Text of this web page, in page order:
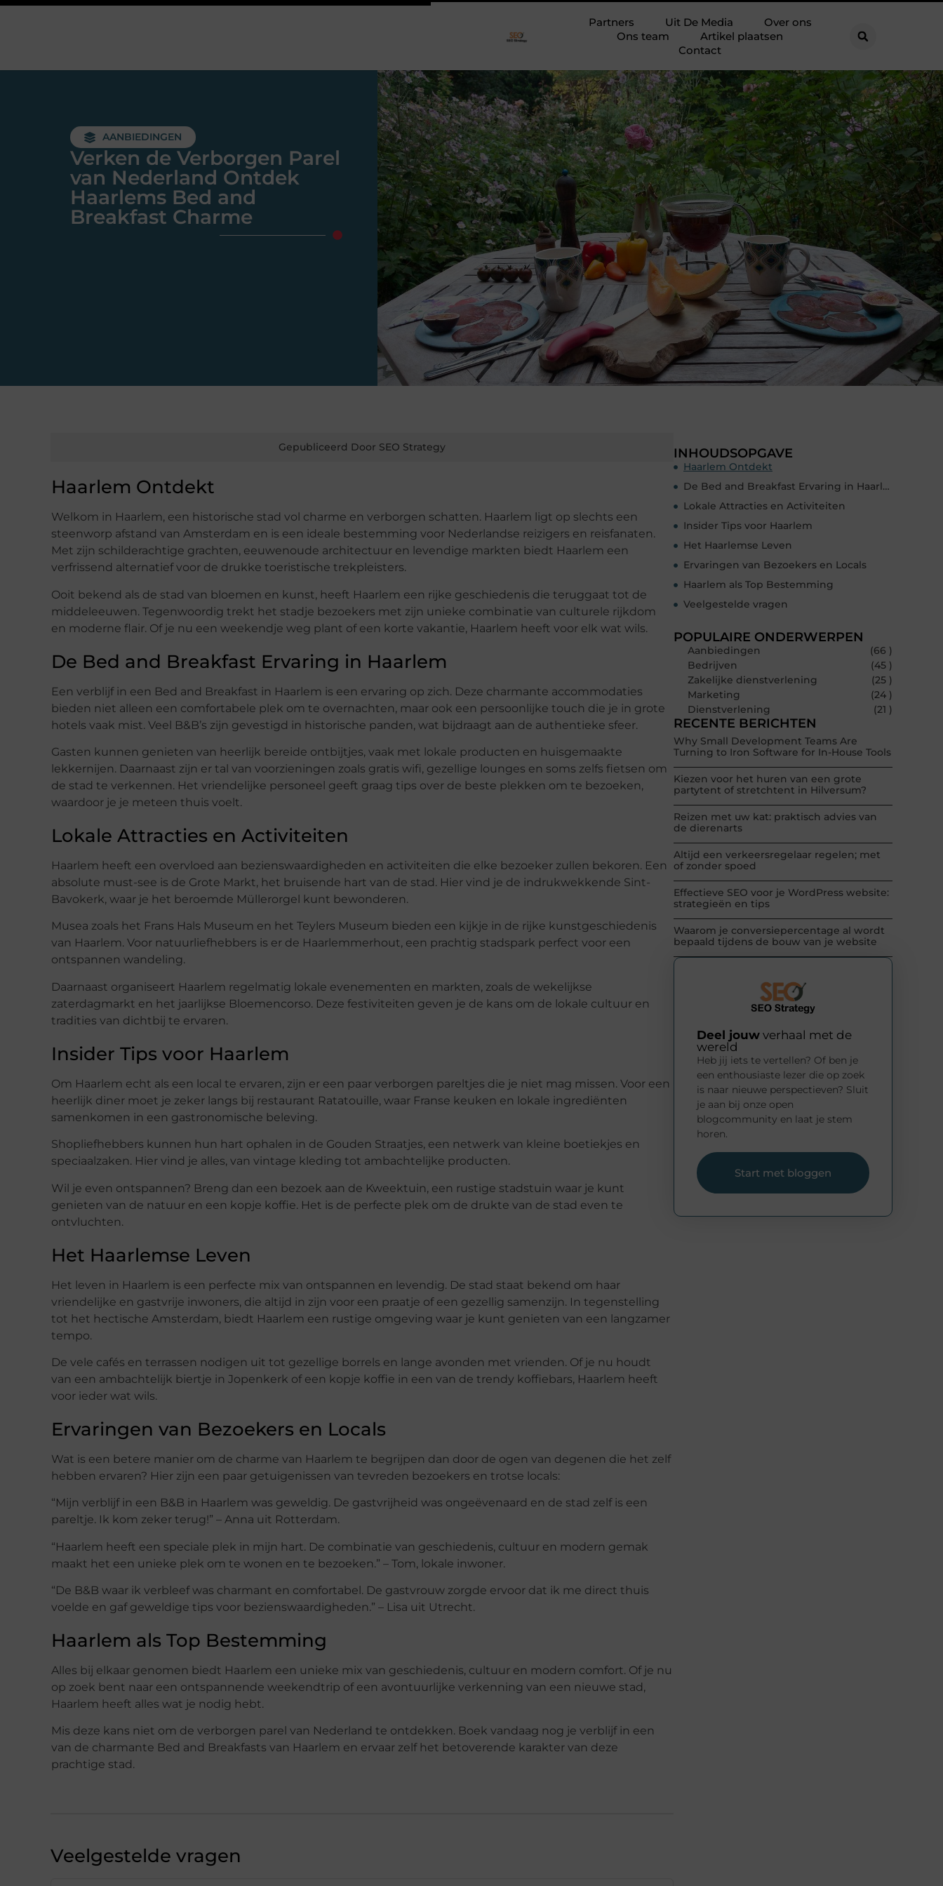
Partners Uit De Media
Over ons
Ons team
Artikel plaatsen
Contact
AANBIEDINGEN
Verken de Verborgen Parel
van Nederland Ontdek
Haarlems Bed and
Breakfast Charme
Gepubliceerd Door SEO Strategy
Haarlem Ontdekt
Welkom in Haarlem, een historische stad vol charme en verborgen schatten. Haarlem ligt op slechts een
steenworp afstand van Amsterdam en is een ideale bestemming voor Nederlandse reizigers en reisfanaten.
Met zijn schilderachtige grachten, eeuwenoude architectuur en levendige markten biedt Haarlem een
verfrissend alternatief voor de drukke toeristische trekpleisters.
Ooit bekend als de stad van bloemen en kunst, heeft Haarlem een rijke geschiedenis die teruggaat tot de
middeleeuwen. Tegenwoordig trekt het stadje bezoekers met zijn unieke combinatie van culturele rijkdom
en moderne flair. Of je nu een weekendje weg plant of een korte vakantie, Haarlem heeft voor elk wat wils.
De Bed and Breakfast Ervaring in Haarlem
Een verblijf in een Bed and Breakfast in Haarlem is een ervaring op zich. Deze charmante accommodaties
bieden niet alleen een comfortabele plek om te overnachten, maar ook een persoonlijke touch die je in grote
hotels vaak mist. Veel B&B’s zijn gevestigd in historische panden, wat bijdraagt aan de authentieke sfeer.
Gasten kunnen genieten van heerlijk bereide ontbijtjes, vaak met lokale producten en huisgemaakte
lekkernijen. Daarnaast zijn er tal van voorzieningen zoals gratis wifi, gezellige lounges en soms zelfs fietsen om
de stad te verkennen. Het vriendelijke personeel geeft graag tips over de beste plekken om te bezoeken,
waardoor je je meteen thuis voelt.
Lokale Attracties en Activiteiten
Haarlem heeft een overvloed aan bezienswaardigheden en activiteiten die elke bezoeker zullen bekoren. Een
absolute must-see is de Grote Markt, het bruisende hart van de stad. Hier vind je de indrukwekkende Sint-
Bavokerk, waar je het beroemde Müllerorgel kunt bewonderen.
Musea zoals het Frans Hals Museum en het Teylers Museum bieden een kijkje in de rijke kunstgeschiedenis
van Haarlem. Voor natuurliefhebbers is er de Haarlemmerhout, een prachtig stadspark perfect voor een
ontspannen wandeling.
Daarnaast organiseert Haarlem regelmatig lokale evenementen en markten, zoals de wekelijkse
zaterdagmarkt en het jaarlijkse Bloemencorso. Deze festiviteiten geven je de kans om de lokale cultuur en
tradities van dichtbij te ervaren.
Insider Tips voor Haarlem
Om Haarlem echt als een local te ervaren, zijn er een paar verborgen pareltjes die je niet mag missen. Voor een
heerlijk diner moet je zeker langs bij restaurant Ratatouille, waar Franse keuken en lokale ingrediënten
samenkomen in een gastronomische beleving.
Shopliefhebbers kunnen hun hart ophalen in de Gouden Straatjes, een netwerk van kleine boetiekjes en
speciaalzaken. Hier vind je alles, van vintage kleding tot ambachtelijke producten.
Wil je even ontspannen? Breng dan een bezoek aan de Kweektuin, een rustige stadstuin waar je kunt
genieten van de natuur en een kopje koffie. Het is de perfecte plek om de drukte van de stad even te
ontvluchten.
Het Haarlemse Leven
Het leven in Haarlem is een perfecte mix van ontspannen en levendig. De stad staat bekend om haar
vriendelijke en gastvrije inwoners, die altijd in zijn voor een praatje of een gezellig samenzijn. In tegenstelling
tot het hectische Amsterdam, biedt Haarlem een rustige omgeving waar je kunt genieten van een langzamer
tempo.
De vele cafés en terrassen nodigen uit tot gezellige borrels en lange avonden met vrienden. Of je nu houdt
van een ambachtelijk biertje in Jopenkerk of een kopje koffie in een van de trendy koffiebars, Haarlem heeft
voor ieder wat wils.
Ervaringen van Bezoekers en Locals
Wat is een betere manier om de charme van Haarlem te begrijpen dan door de ogen van degenen die het zelf
hebben ervaren? Hier zijn een paar getuigenissen van tevreden bezoekers en trotse locals:
“Mijn verblijf in een B&B in Haarlem was geweldig. De gastvrijheid was ongeëvenaard en de stad zelf is een
pareltje. Ik kom zeker terug!” – Anna uit Rotterdam.
“Haarlem heeft een speciale plek in mijn hart. De combinatie van geschiedenis, cultuur en modern gemak
maakt het een unieke plek om te wonen en te bezoeken.” – Tom, lokale inwoner.
“De B&B waar ik verbleef was charmant en comfortabel. De gastvrouw zorgde ervoor dat ik me direct thuis
voelde en gaf geweldige tips voor bezienswaardigheden.” – Lisa uit Utrecht.
Haarlem als Top Bestemming
Alles bij elkaar genomen biedt Haarlem een unieke mix van geschiedenis, cultuur en modern comfort. Of je nu
op zoek bent naar een ontspannende weekendtrip of een avontuurlijke verkenning van een nieuwe stad,
Haarlem heeft alles wat je nodig hebt.
Mis deze kans niet om de verborgen parel van Nederland te ontdekken. Boek vandaag nog je verblijf in een
van de charmante Bed and Breakfasts van Haarlem en ervaar zelf het betoverende karakter van deze
prachtige stad.
Veelgestelde vragen
INHOUDSOPGAVE
Haarlem Ontdekt
De Bed and Breakfast Ervaring in Haarlem
Lokale Attracties en Activiteiten
Insider Tips voor Haarlem
Het Haarlemse Leven
Ervaringen van Bezoekers en Locals
Haarlem als Top Bestemming
Veelgestelde vragen
POPULAIRE ONDERWERPEN
Aanbiedingen
(66 )
Bedrijven
(45 )
Zakelijke dienstverlening
(25 )
Marketing
(24 )
Dienstverlening
(21 )
RECENTE BERICHTEN
Why Small Development Teams Are
Turning to Iron Software for In-House Tools
Kiezen voor het huren van een grote
partytent of stretchtent in Hilversum?
Reizen met uw kat: praktisch advies van
de dierenarts
Altijd een verkeersregelaar regelen; met
of zonder spoed
Effectieve SEO voor je WordPress website:
strategieën en tips
Waarom je conversiepercentage al wordt
bepaald tijdens de bouw van je website
Deel jouw verhaal met de
wereld
Heb jij iets te vertellen? Of ben je
een enthousiaste lezer die op zoek
is naar nieuwe perspectieven? Sluit
je aan bij onze open
blogcommunity en laat je stem
horen.
Start met bloggen